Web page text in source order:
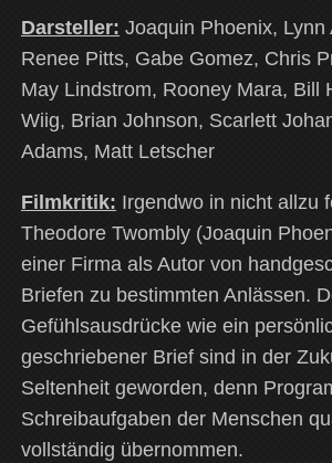
Darsteller: Joaquin Phoenix, Lynn
Renee Pitts, Gabe Gomez, Chris
May Lindstrom, Rooney Mara, Bill
Wiig, Brian Johnson, Scarlett
Adams, Matt Letscher
Filmkritik: Irgendwo in nicht allzu
Theodore Twombly (Joaquin
einer Firma als Autor von
Briefen zu bestimmten Anlässen.
Gefühlsausdrücke wie ein
geschriebener Brief sind in der
Seltenheit geworden, denn
Schreibaufgaben der Menschen
vollständig übernommen.